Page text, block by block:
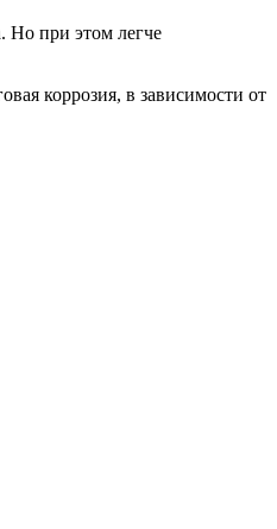
Но при этом легче
коррозия, в зависимости от